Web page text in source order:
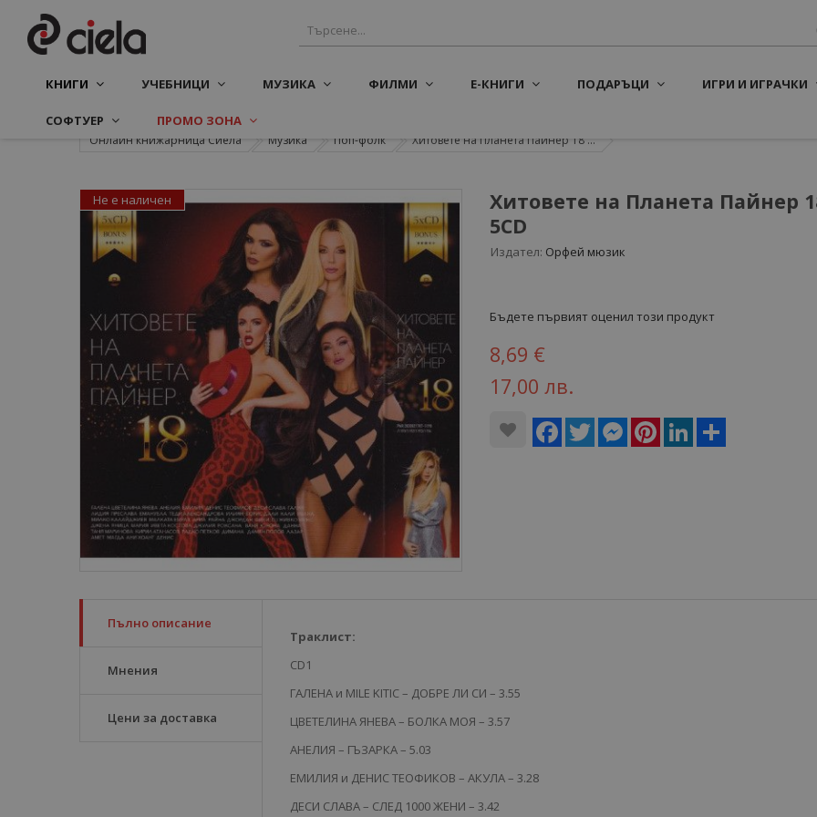
КНИГИ УЧЕБНИЦИ МУЗИКА ФИЛМИ Е-КНИГИ ПОДАРЪЦИ ИГРИ И ИГРАЧКИ
СОФТУЕР ПРОМО ЗОНА
Онлайн книжарница Сиела Музика Поп-фолк Хитовете на Планета Пайнер 18 ...
Хитовете на Планета Пайнер
5CD
Издател: Орфей мюзик
Бъдете първият оценил този продукт
8,69 €
17,00 лв.
Facebook
Twitter MessengerPinterestLinkedIn
Не е наличен
Пълно описание
Мнения
Цени за доставка
Траклист:
CD1
ГАЛЕНА и MILE KITIC – ДОБРЕ ЛИ СИ – 3.55
ЦВЕТЕЛИНА ЯНЕВА – БОЛКА МОЯ – 3.57
АНЕЛИЯ – ГЪЗАРКА – 5.03
ЕМИЛИЯ и ДЕНИС ТЕОФИКОВ – АКУЛА – 3.28
ДЕСИ СЛАВА – СЛЕД 1000 ЖЕНИ – 3.42